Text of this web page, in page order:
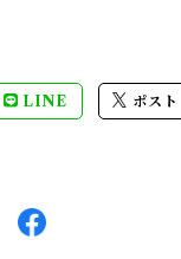
LINE ポスト